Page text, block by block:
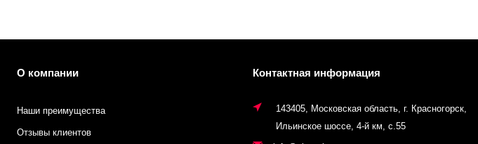
О компании
Наши преимущества
Отзывы клиентов
Контактная информация
143405, Московская область, г. Красногорск,
Ильинское шоссе, 4-й км, с.55